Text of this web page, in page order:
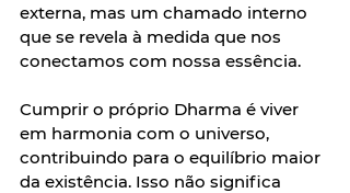
externa, mas um chamado interno
que se revela à medida que nos
conectamos com nossa essência.
Cumprir o próprio Dharma é viver
em harmonia com o universo,
contribuindo para o equilíbrio maior
da existência. Isso não significa